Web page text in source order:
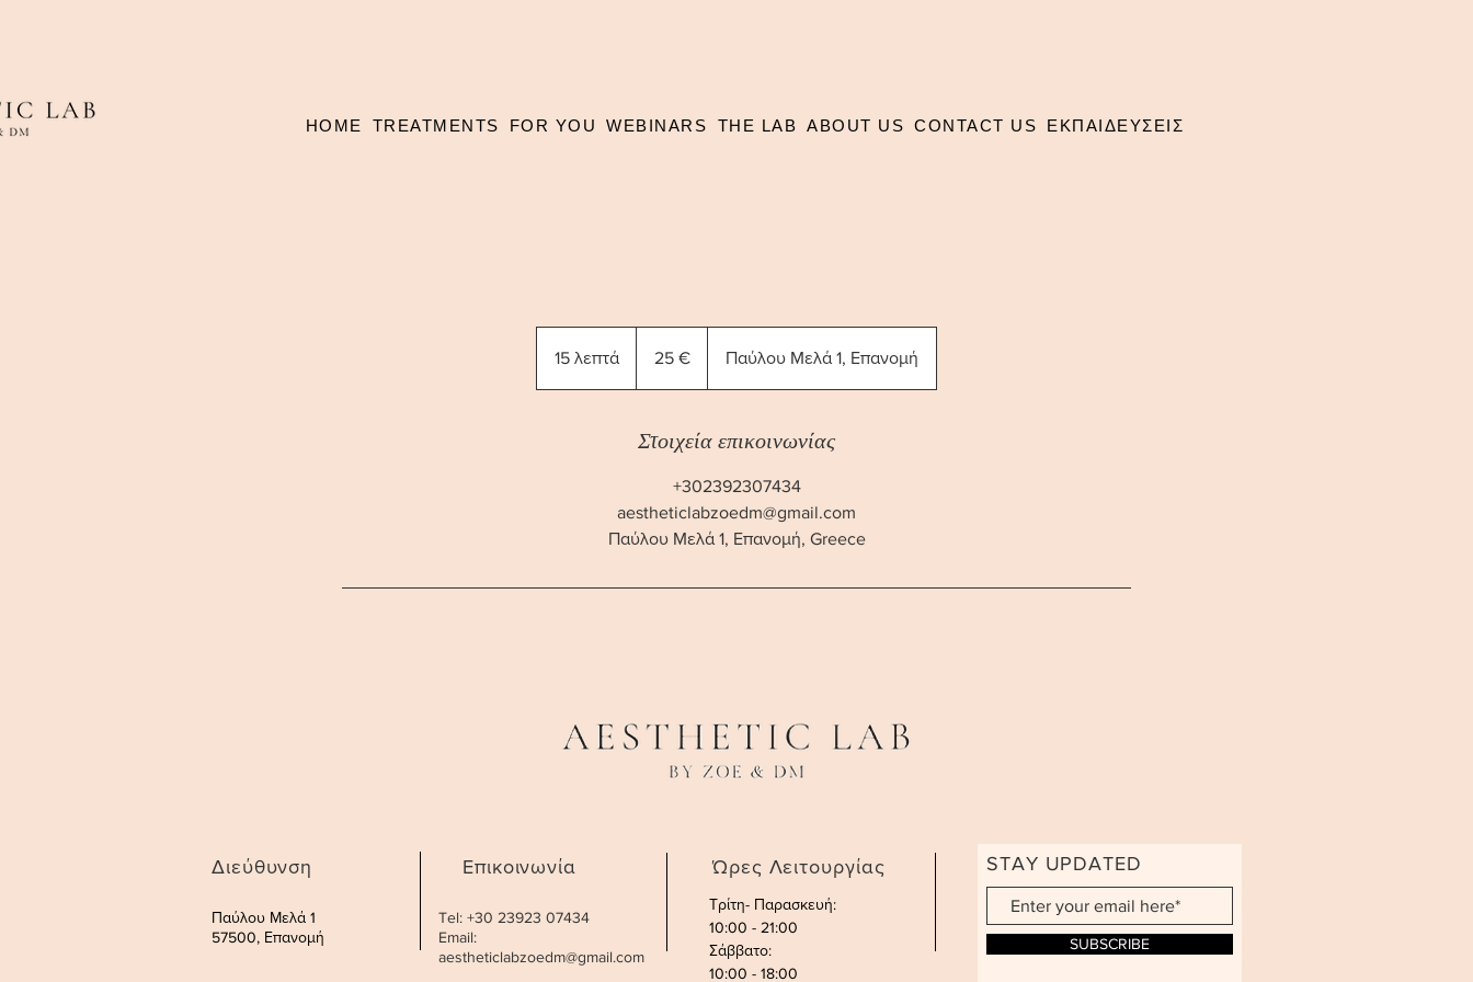
HOME TREATMENTS FOR YOU WEBINARS THE LAB ABOUT US CONTACT US ΕΚΠΑΙΔΕΥΣΕΙΣ
15 λεπτά
ά
25 € Παύλου Μελά 1, Επανομή
Στοιχεία επικοινωνίας
+302392307434
aestheticlabzoedm@gmail.com
Παύλου Μελά 1, Επανομή, Greece
Διεύθυνση
Παύλου Μελά 1
57500, Επανομή
Επικοινωνία
Tel: +30 23923 07434
Email:
aestheticlabzoedm@gmail.com
Ώρες Λειτουργίας
Τρίτη- Παρασκευή:
10:00 - 21:00
Σάββατο:
10:00 - 18:00
STAY UPDATED
SUBSCRIBE